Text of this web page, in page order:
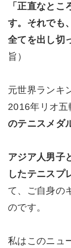
「正直なと
す。それでも
全てを出し切
旨）
元世界ランキ
2016年リオ五
のテニスメダ
アジア人男子
したテニスプ
て、ご自身の
のです。
私はこのニュ